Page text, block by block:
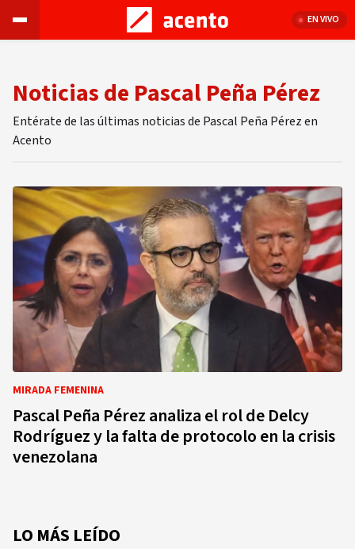
EN VIVO
Noticias de Pascal Peña Pérez
Entérate de las últimas noticias de Pascal Peña Pérez en
Acento
MIRADA FEMENINA
Pascal Peña Pérez analiza el rol de Delcy
Rodríguez y la falta de protocolo en la crisis
venezolana
LO MÁS LEÍDO